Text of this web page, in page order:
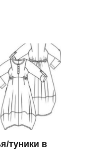
туники в